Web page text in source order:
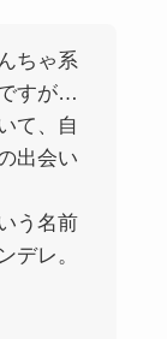
ちゃ系
すが…
て、自
出会い
う名前
デレ。